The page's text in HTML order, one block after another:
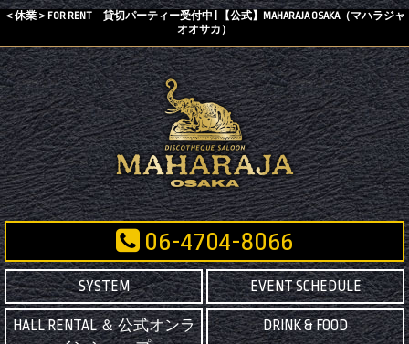
＜休業＞FOR RENT 貸切パーティー受付中 | 【公式】MAHARAJA OSAKA（マハラジャ
オオサカ）
06-4704-8066
SYSTEM EVENT SCHEDULE
HALL RENTAL ＆ 公式オンラ
DRINK & FOOD